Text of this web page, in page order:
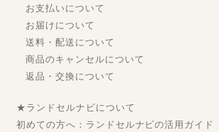
お支払いについて
お届けについて
送料・配送について
商品のキャンセルについて
返品・交換について
★ランドセルナビについて
初めての方へ：ランドセルナビの活用ガイド